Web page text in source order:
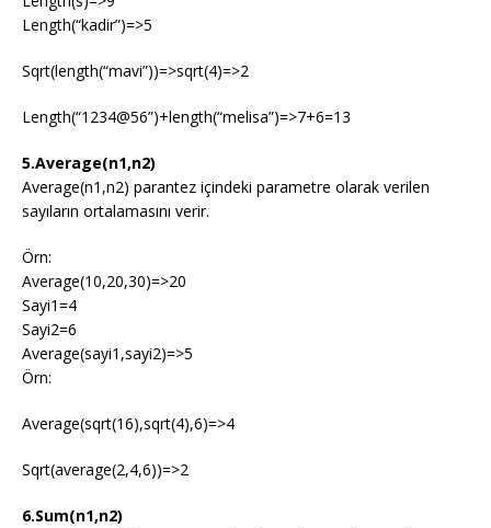
Length(“kadir”)=>5
Sqrt(length(“mavi”))=>sqrt(4)=>2
Length(“1234@56”)+length(“melisa”)=>7+6=13
5.Average(n1,n2)
Average(n1,n2) parantez içindeki parametre olarak verilen
sayıların ortalamasını verir.
Örn:
Average(10,20,30)=>20
Sayi1=4
Sayi2=6
Average(sayi1,sayi2)=>5
Örn:
Average(sqrt(16),sqrt(4),6)=>4
Sqrt(average(2,4,6))=>2
6.Sum(n1,n2)